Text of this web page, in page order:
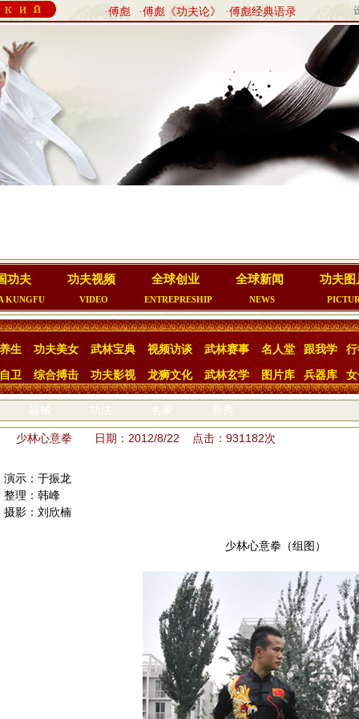
·傅彪 ·傅彪《功夫论》 ·傅彪经典语录
功夫
KUNGFU
功夫视频
VIDEO
全球创业
ENTREPRESHIP
全球新闻
NEWS
功夫图
生 功夫美女 武林宝典 视频访谈 武林赛事 名人堂 跟我学
卫 综合搏击 功夫影视 龙狮文化 武林玄学 图片库 兵器库
器械 功法 名家 新秀
少林心意拳 日期：2012/8/22 点击：931182次
演示：于振龙
整理：韩峰
摄影：刘欣楠
少林心意拳（组图）